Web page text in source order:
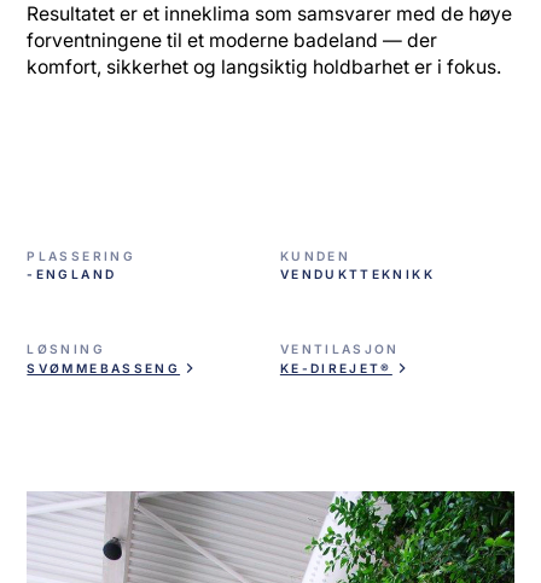
Resultatet er et inneklima som samsvarer med de høye
forventningene til et moderne badeland — der
komfort, sikkerhet og langsiktig holdbarhet er i fokus.
PLASSERING
-ENGLAND
KUNDEN
VENDUKTTEKNIKK
LØSNING
SVØMMEBASSENG
VENTILASJON
KE-DIREJET®